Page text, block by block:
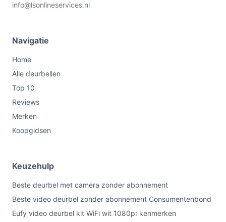
info@lsonlineservices.nl
Navigatie
Home
Alle deurbellen
Top 10
Reviews
Merken
Koopgidsen
Keuzehulp
Beste deurbel met camera zonder abonnement
Beste video deurbel zonder abonnement Consumentenbond
Eufy video deurbel kit WiFi wit 1080p: kenmerken